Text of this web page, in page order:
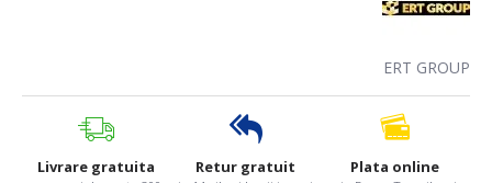
ERT GROUP
Livrare gratuita Retur gratuit Plata online